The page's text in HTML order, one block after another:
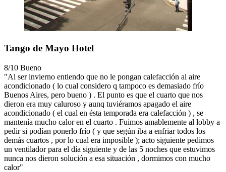
Tango de Mayo Hotel
8/10 Bueno
"Al ser invierno entiendo que no le pongan calefacción al aire
acondicionado ( lo cual considero q tampoco es demasiado frío
Buenos Aires, pero bueno ) . El punto es que el cuarto que nos
dieron era muy caluroso y aunq tuviéramos apagado el aire
acondicionado ( el cual en ésta temporada era calefacción ) , se
mantenía mucho calor en el cuarto . Fuimos amablemente al lobby a
pedir si podían ponerlo frío ( y que según iba a enfriar todos los
demás cuartos , por lo cual era imposible ); acto siguiente pedimos
un ventilador para el día siguiente y de las 5 noches que estuvimos
nunca nos dieron solución a esa situación , dormimos con mucho
calor"